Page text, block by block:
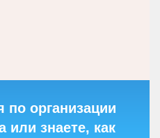
по организации
или знаете, как